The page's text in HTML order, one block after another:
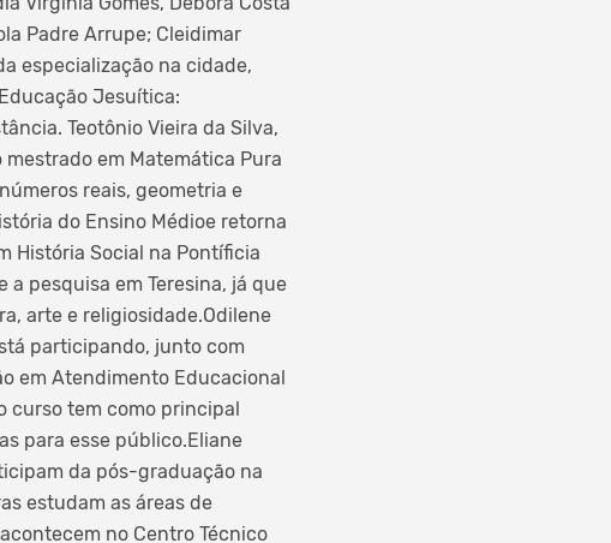
Padre Arrupe; Cleidimar
especialização na cidade,
Jesuítica:
Teotônio Vieira da Silva,
em Matemática Pura
reais, geometria e
do Ensino Médioe retorna
História Social na Pontíficia
a pesquisa em Teresina, já que
arte e religiosidade.Odilene
participando, junto com
em Atendimento Educacional
curso tem como principal
para esse público.Eliane
da pós-graduação na
estudam as áreas de
no Centro Técnico